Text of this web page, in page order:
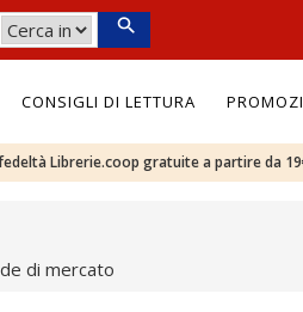
CONSIGLI DI LETTURA
Librerie.coop gratuite a partire da
di mercato